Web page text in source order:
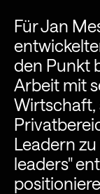
Für Jan
den Punkt
Arbeit mit
Wirtschaft,
Leadern
leaders"